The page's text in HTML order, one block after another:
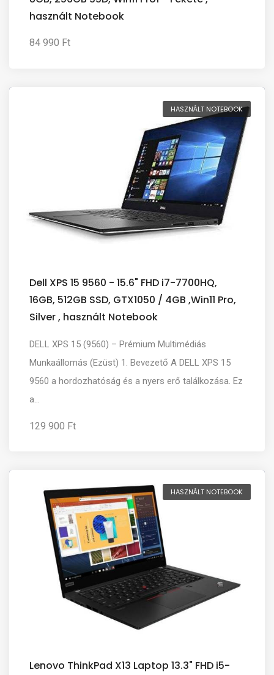
használt Notebook
84 990 Ft
HASZNÁLT NOTEBOOK
Dell XPS 15 9560 - 15.6" FHD i7-7700HQ,
16GB, 512GB SSD, GTX1050 / 4GB ,Win11 Pro,
Silver , használt Notebook
DELL XPS 15 (9560) – Prémium Multimédiás
Munkaállomás (Ezüst) 1. Bevezető A DELL XPS 15
9560 a hordozhatóság és a nyers erő találkozása. Ez
a...
129 900 Ft
HASZNÁLT NOTEBOOK
Lenovo ThinkPad X13 Laptop 13.3" FHD i5-